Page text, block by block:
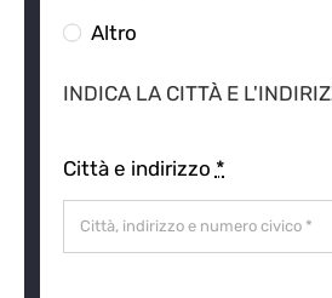
Altro
INDICA LA CITTÀ E
Città e indirizzo *